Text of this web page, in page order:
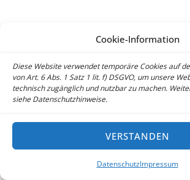
Cookie-Information
Diese Website verwendet temporäre Cookies auf
von Art. 6 Abs. 1 Satz 1 lit. f) DSGVO, um unsere
technisch zugänglich und nutzbar zu machen.
siehe Datenschutzhinweise.
VERSTANDEN
DatenschutzImpressum